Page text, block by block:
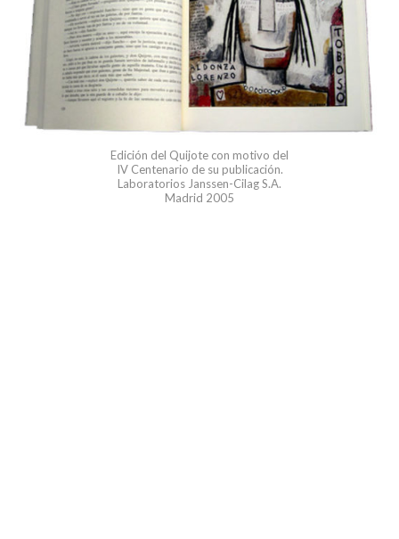
Edición del Quijote con motivo del
IV Centenario de su publicación.
Laboratorios Janssen-Cilag S.A.
Madrid 2005